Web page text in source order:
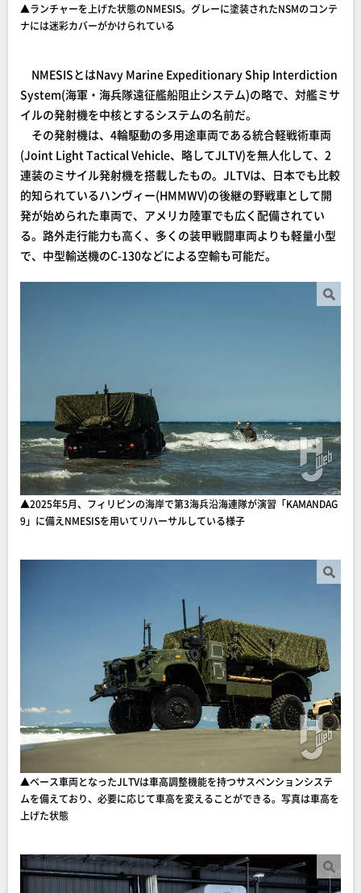
▲ランチャーを上げた状態のNMESIS。グレーに塗装されたNSMのコンテ
ナには迷彩カバーがかけられている
NMESISとはNavy Marine Expeditionary Ship Interdiction
System(海軍・海兵隊遠征艦船阻止システム)の略で、対艦ミサ
イルの発射機を中核とするシステムの名前だ。
その発射機は、4輪駆動の多用途車両である統合軽戦術車両
(Joint Light Tactical Vehicle、略してJLTV)を無人化して、2
連装のミサイル発射機を搭載したもの。JLTVは、日本でも比較
的知られているハンヴィー(HMMWV)の後継の野戦車として開
発が始められた車両で、アメリカ陸軍でも広く配備されてい
る。路外走行能力も高く、多くの装甲戦闘車両よりも軽量小型
で、中型輸送機のC-130などによる空輸も可能だ。
▲2025年5月、フィリピンの海岸で第3海兵沿海連隊が演習「KAMANDAG
9」に備えNMESISを用いてリハーサルしている様子
▲ベース車両となったJLTVは車高調整機能を持つサスペンションシステ
ムを備えており、必要に応じて車高を変えることができる。写真は車高を
上げた状態